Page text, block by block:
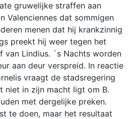
gruwelijke straffen aan
Valenciennes dat sommigen
menen dat hij krankzinnig
preekt hij weer tegen het
van Lindius. `s Nachts worden
aan deur verspreid. In reactie
vraagt de stadsregering
niet in zijn macht ligt om B.
met dergelijke preken.
te doen, maar het resultaat